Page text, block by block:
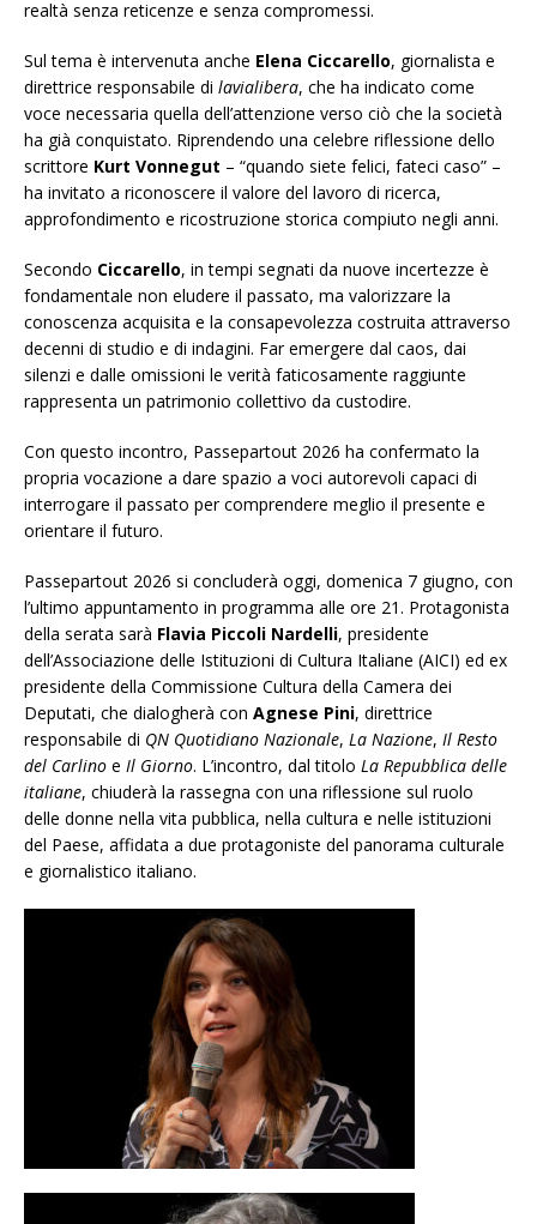
realtà senza reticenze e senza compromessi.
Sul tema è intervenuta anche Elena Ciccarello, giornalista e
direttrice responsabile di lavialibera, che ha indicato come
voce necessaria quella dell’attenzione verso ciò che la società
ha già conquistato. Riprendendo una celebre riflessione dello
scrittore Kurt Vonnegut – “quando siete felici, fateci caso” –
ha invitato a riconoscere il valore del lavoro di ricerca,
approfondimento e ricostruzione storica compiuto negli anni.
Secondo Ciccarello, in tempi segnati da nuove incertezze è
fondamentale non eludere il passato, ma valorizzare la
conoscenza acquisita e la consapevolezza costruita attraverso
decenni di studio e di indagini. Far emergere dal caos, dai
silenzi e dalle omissioni le verità faticosamente raggiunte
rappresenta un patrimonio collettivo da custodire.
Con questo incontro, Passepartout 2026 ha confermato la
propria vocazione a dare spazio a voci autorevoli capaci di
interrogare il passato per comprendere meglio il presente e
orientare il futuro.
Passepartout 2026 si concluderà oggi, domenica 7 giugno, con
l’ultimo appuntamento in programma alle ore 21. Protagonista
della serata sarà Flavia Piccoli Nardelli, presidente
dell’Associazione delle Istituzioni di Cultura Italiane (AICI) ed ex
presidente della Commissione Cultura della Camera dei
Deputati, che dialogherà con Agnese Pini, direttrice
responsabile di QN Quotidiano Nazionale, La Nazione, Il Resto
del Carlino e Il Giorno. L’incontro, dal titolo La Repubblica delle
italiane, chiuderà la rassegna con una riflessione sul ruolo
delle donne nella vita pubblica, nella cultura e nelle istituzioni
del Paese, affidata a due protagoniste del panorama culturale
e giornalistico italiano.